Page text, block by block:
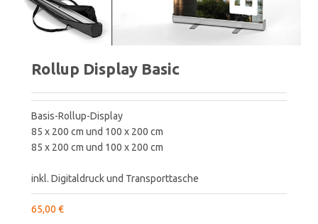
Rollup Display Basic
Basis-Rollup-Display
85 x 200 cm und 100 x 200 cm
85 x 200 cm und 100 x 200 cm
inkl. Digitaldruck und Transporttasche
65,00 €